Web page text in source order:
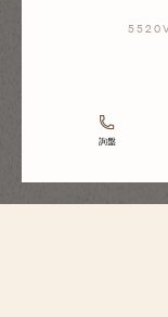
詢盤